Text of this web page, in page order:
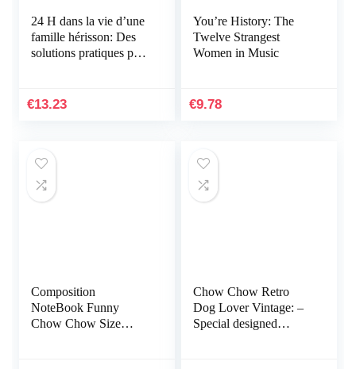
24 H dans la vie d’une
famille hérisson: Des
solutions pratiques pour
€13.23
You’re History: The
Twelve Strangest
Women in Music
€9.78
Composition
NoteBook Funny
Chow Chow Size
Chow Chow Retro
Dog Lover Vintage: –
Special designed